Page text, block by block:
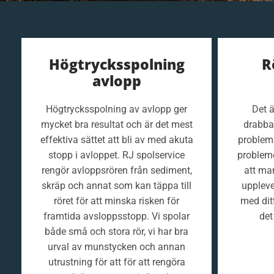
Högtrycksspolning
avlopp
Högtrycksspolning av avlopp ger
mycket bra resultat och är det mest
effektiva sättet att bli av med akuta
stopp i avloppet. RJ spolservice
rengör avloppsrören från sediment,
skräp och annat som kan täppa till
röret för att minska risken för
framtida avsloppsstopp. Vi spolar
både små och stora rör, vi har bra
urval av munstycken och annan
utrustning för att för att rengöra
Det
att
med